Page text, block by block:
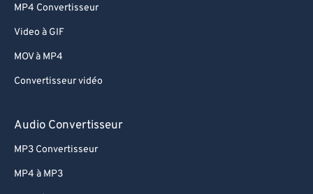
MP4 Convertisseur
Video à GIF
MOV à MP4
Convertisseur vidéo
Audio Convertisseur
MP3 Convertisseur
MP4 à MP3